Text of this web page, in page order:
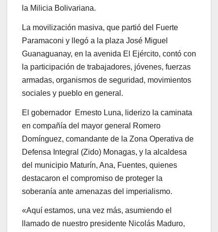
la Milicia Bolivariana.
La movilización masiva, que partió del Fuerte
Paramaconi y llegó a la plaza José Miguel
Guanaguanay, en la avenida El Ejército, contó con
la participación de trabajadores, jóvenes, fuerzas
armadas, organismos de seguridad, movimientos
sociales y pueblo en general.
El gobernador Ernesto Luna, liderizo la caminata
en compañía del mayor general Romero
Domínguez, comandante de la Zona Operativa de
Defensa Integral (Zido) Monagas, y la alcaldesa
del municipio Maturín, Ana, Fuentes, quienes
destacaron el compromiso de proteger la
soberanía ante amenazas del imperialismo.
«Aquí estamos, una vez más, asumiendo el
llamado de nuestro presidente Nicolás Maduro,